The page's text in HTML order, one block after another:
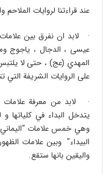
عند قراءتنا لروايات
· لابد ان نفرق بين
عيسى ، الدجال ، ياجوج
المهدي (عج) ، حتى لا يلتبس
على الروايات الشريفة
· لابد من معرفة علامات
يتدخل البداء في كلياتها و
وهي خمس علامات
البيداء” وبين علامات
واليقين بانها ستقع.